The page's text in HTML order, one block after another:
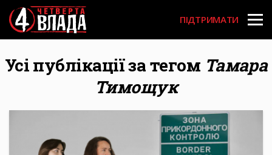
Перейти
до
основного
вмісту
User
account
menu
ПІДТРИМАТИ
Усі публікації за тегом Тамара
Тимощук